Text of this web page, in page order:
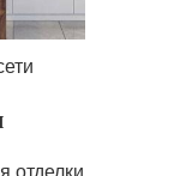
отделки